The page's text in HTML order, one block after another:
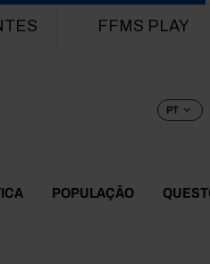
FFMS PLAY
PT
POPULAÇÃO